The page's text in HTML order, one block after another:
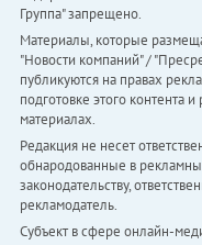
Группа" запрещено.
Материалы, которые
"Новости компаний" /
публикуются на правах
подготовке этого контента
материалах.
Редакция не несет
обнародованные в
законодательству,
рекламодатель.
Субъект в сфере онлайн-